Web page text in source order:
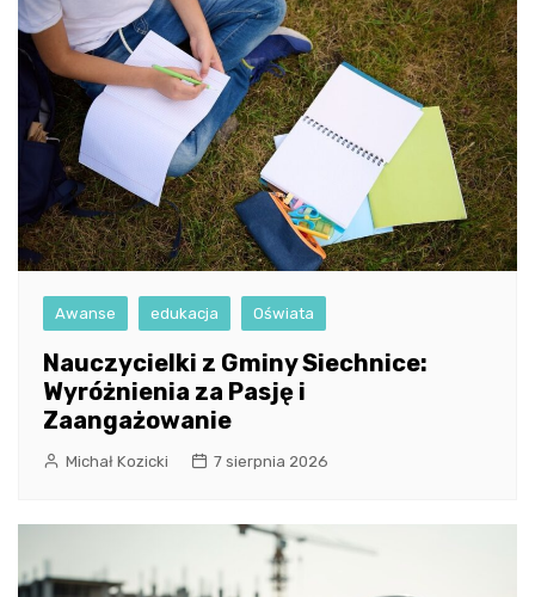
Awanse edukacja Oświata
Nauczycielki z Gminy Siechnice:
Wyróżnienia za Pasję i
Zaangażowanie
Michał Kozicki 7 sierpnia 2026